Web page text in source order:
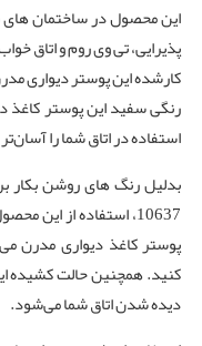
این محصول در ساختمان
پذیرایی، تی وی روم و اتاق
کارشده این پوستر دیواری
رنگی سفید این پوستر کاغذ
استفاده در اتاق شما را
10637، استفاده از
پوستر کاغذ دیواری مدرن
کنید. همچنین حالت کشیده
دیده شدن اتاق شما می‌شود.